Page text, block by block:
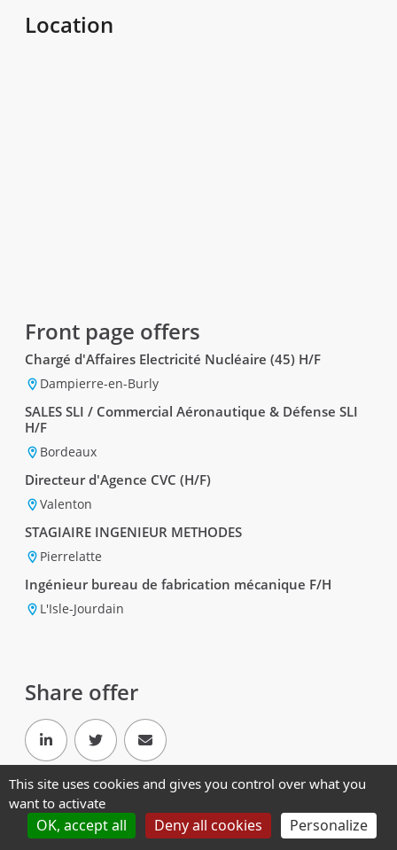
Location
Front page offers
Chargé d'Affaires Electricité Nucléaire (45) H/F
Dampierre-en-Burly
SALES SLI / Commercial Aéronautique & Défense SLI
H/F
Bordeaux
Directeur d'Agence CVC (H/F)
Valenton
STAGIAIRE INGENIEUR METHODES
Pierrelatte
Ingénieur bureau de fabrication mécanique F/H
L'Isle-Jourdain
Share offer
Powered by
Legal Mentions- Personal Data
This site uses cookies and gives you control over what you
want to activate
OK, accept all Deny all cookies Personalize